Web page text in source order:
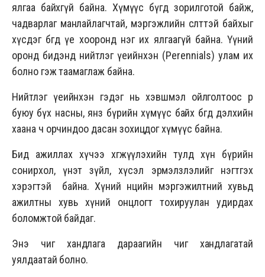
ялгаа байхгүй байна. Хүмүүс бүгд зорилготой байж,
чадварлаг манлайлагчтай, мэргэжлийн өсөлттэй байхыг
хүсдэг бөгөөд үе хооронд нэг их ялгаагүй байна. Үүний
оронд бидэнд нийтлэг үеийнхэн (Perennials) улам их
болно гэж таамаглаж байна.
Нийтлэг үеийнхэн гэдэг нь хэвшмэл ойлголтоос өөр
буюу бүх насны, янз бүрийн хүмүүс байх бөгөөд дэлхийн
хаана ч орчиндоо дасан зохицдог хүмүүс байна.
Бид ажиллах хүчээ хөгжүүлэхийн тулд хүн бүрийн
сонирхол, үнэт зүйл, хүсэл эрмэлзлэлийг нэгтгэх
хэрэгтэй байна. Хүний нөөцийн мэргэжилтний хувьд
ажилтны хувь хүний онцлогт тохируулан удирдах
боломжтой байдаг.
Энэ чиг хандлага дараагийн чиг хандлагатай
уялдаатай болно.